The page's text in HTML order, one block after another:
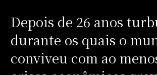
Depois de 26 anos
durante os quais o
conviveu com ao